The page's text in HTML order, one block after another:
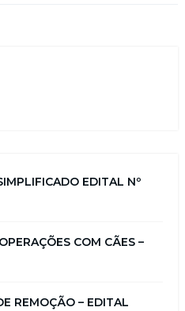
EDITAL Nº
COM CÃES –
REMOÇÃO – EDITAL